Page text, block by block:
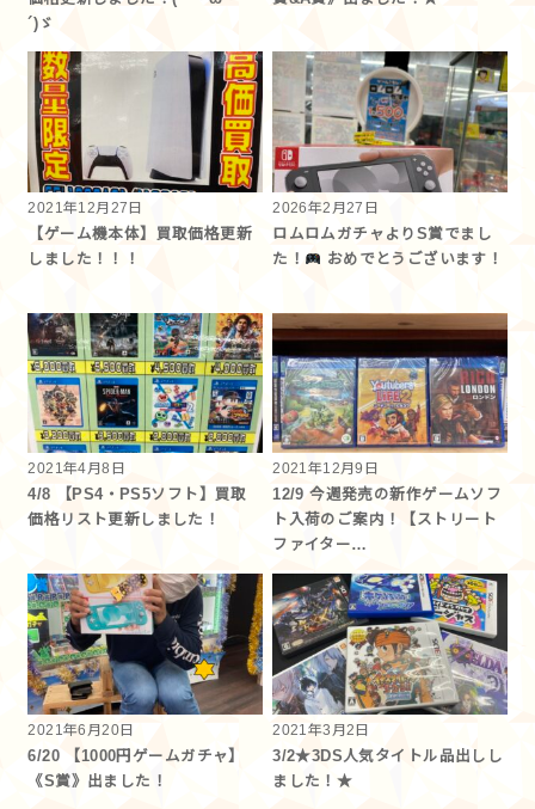
´)ゞ
2021年12月27日
【ゲーム機本体】買取価格更新
しました！！！
2026年2月27日
ロムロムガチャよりS賞でまし
た！
おめでとうございます！
2021年4月8日
4/8 【PS4・PS5ソフト】買取
価格リスト更新しました！
2021年12月9日
12/9 今週発売の新作ゲームソフ
ト入荷のご案内！【ストリート
ファイター…
2021年6月20日
6/20 【1000円ゲームガチャ】
《S賞》出ました！
2021年3月2日
3/2★3DS人気タイトル品出しし
ました！★